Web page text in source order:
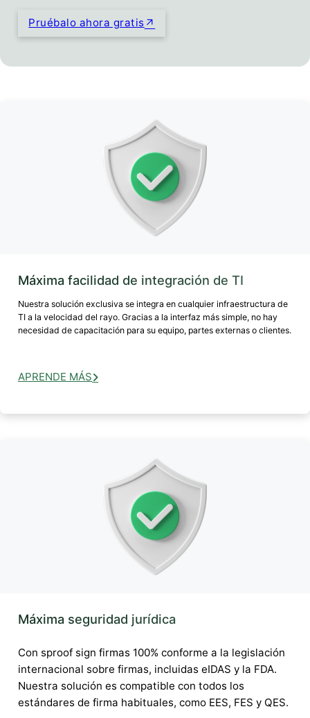
Pruébalo ahora gratis
Máxima facilidad de integración de TI
Nuestra solución exclusiva se integra en cualquier infraestructura de
TI a la velocidad del rayo. Gracias a la interfaz más simple, no hay
necesidad de capacitación para su equipo, partes externas o clientes.
APRENDE MÁS
Máxima seguridad jurídica
Con sproof sign firmas 100% conforme a la legislación
internacional sobre firmas, incluidas eIDAS y la FDA.
Nuestra solución es compatible con todos los
estándares de firma habituales, como EES, FES y QES.